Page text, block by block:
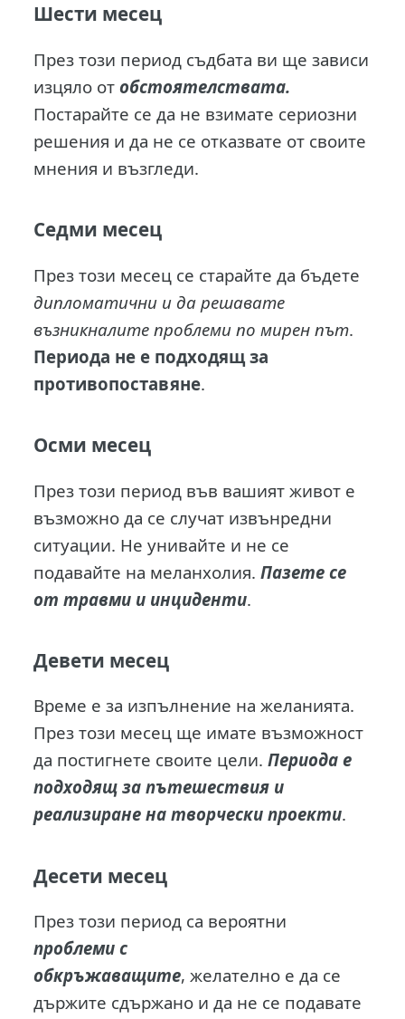
Шести месец
През този период съдбата ви ще зависи
изцяло отобстоятелствата.
Постарайте се да не взимате сериозни
решения и да не се отказвате от своите
мнения и възгледи.
Седми месец
През този месец се старайте да бъдете
дипломатични и да решавате
възникналите проблеми по мирен път.
Периода не е подходящ за
противопоставяне.
Осми месец
През този период във вашият живот е
възможно да се случат извънредни
ситуации. Не унивайте и не се
подавайте на меланхолия.Пазете се
от травми и инциденти.
Девети месец
Време е за изпълнение на желанията.
През този месец ще имате възможност
да постигнете своите цели.Периода е
подходящ за пътешествия и
реализиране на творчески проекти.
Десети месец
През този период са вероятни
проблеми с
обкръжаващите, желателно е да се
държите сдържано и да не се подавате